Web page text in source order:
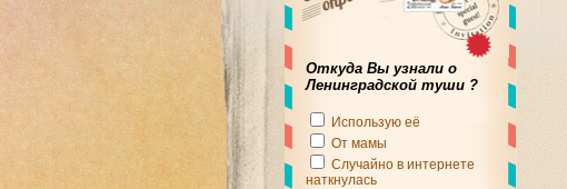
Откуда Вы узнали о
Ленинградской туши ?
Использую её
От мамы
Случайно в интернете
наткнулась